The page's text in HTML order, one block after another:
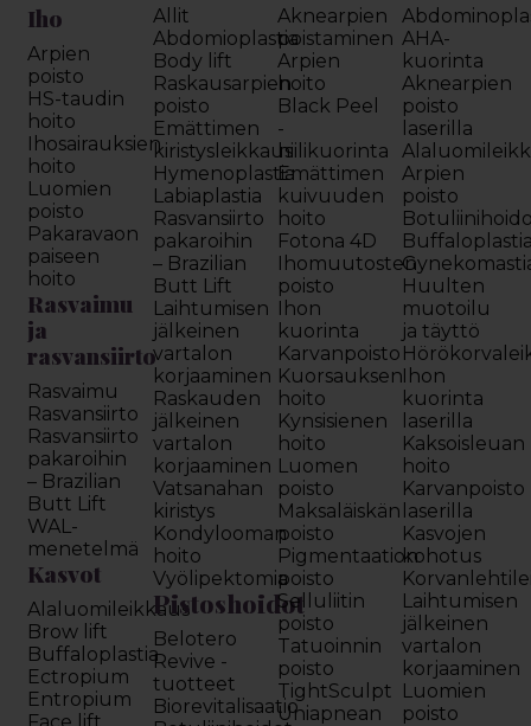
Iho
Arpien
poisto
HS-taudin
hoito
Ihosairauksien
hoito
Luomien
poisto
Pakaravaon
paiseen
hoito
Rasvaimu
ja
rasvansiirto
Rasvaimu
Rasvansiirto
Rasvansiirto
pakaroihin
– Brazilian
Butt Lift
WAL-
menetelmä
Kasvot
Alaluomileikkaus
Brow lift
Buffaloplastia
Ectropium
Entropium
Allit
Abdomioplastia
Body lift
Raskausarpien
poisto
Emättimen
kiristysleikkaus
Hymenoplastia
Labiaplastia
Rasvansiirto
pakaroihin
– Brazilian
Butt Lift
Laihtumisen
jälkeinen
vartalon
korjaaminen
Raskauden
jälkeinen
vartalon
korjaaminen
Vatsanahan
kiristys
Kondylooman
hoito
Vyölipektomia
Pistoshoidot
Belotero
Revive -
tuotteet
Biorevitalisaatio
Aknearpien
poistaminen
Arpien
hoito
Black Peel
-
hiilikuorinta
Emättimen
kuivuuden
hoito
Fotona 4D
Ihomuutosten
poisto
Ihon
kuorinta
Karvanpoisto
Kuorsauksen
hoito
Kynsisienen
hoito
Luomen
poisto
Maksaläiskän
poisto
Pigmentaation
poisto
Selluliitin
poisto
Tatuoinnin
poisto
TightSculpt
Uniapnean
AHA-
kuorinta
Aknearpien
poisto
laserilla
Arpien
poisto
Huulten
muotoilu
ja täyttö
Ihon
kuorinta
laserilla
Kaksoisleuan
hoito
Karvanpoisto
laserilla
Kasvojen
kohotus
Laihtumisen
jälkeinen
vartalon
korjaaminen
Luomien
poisto